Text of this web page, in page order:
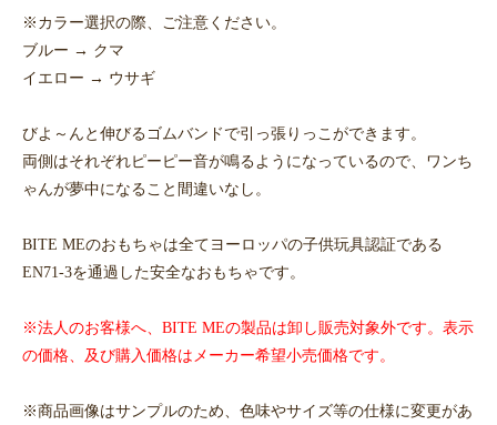
※カラー選択の際、ご注意ください。
ブルー → クマ
イエロー → ウサギ
びよ～んと伸びるゴムバンドで引っ張りっこができます。
両側はそれぞれピーピー音が鳴るようになっているので、ワンち
ゃんが夢中になること間違いなし。
BITE MEのおもちゃは全てヨーロッパの子供玩具認証である
EN71-3を通過した安全なおもちゃです。
※法人のお客様へ、BITE MEの製品は卸し販売対象外です。表示
の価格、及び購入価格はメーカー希望小売価格です。
※商品画像はサンプルのため、色味やサイズ等の仕様に変更があ